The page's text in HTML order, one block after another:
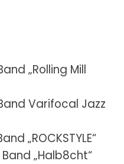
„Rolling Mill
Varifocal Jazz
„ROCKSTYLE“
„Halb8cht“